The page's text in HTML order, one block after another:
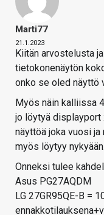
Marti77
21.1.2023
Kiitän arvostelusta
tietokonenäytön
onko se oled näyttö
Myös näin kalliissa
jo löytyä displayport
näyttöä joka vuosi
myös löytyy nykyään.
Onneksi tulee
Asus PG27AQDM
LG 27GR95QE-B =